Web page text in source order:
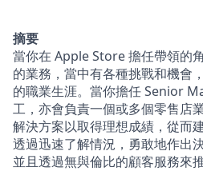
摘要
當你在 Apple Store 擔任帶領的
的業務，當中有各種挑戰和機會
的職業生涯。當你擔任 Senior
工，亦會負責一個或多個零售店
解決方案以取得理想成績，從而
透過迅速了解情況，勇敢地作出
並且透過無與倫比的顧客服務來